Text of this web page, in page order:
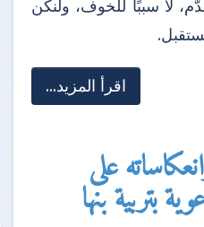
لا سببًا للخوف، ولنكن
اقرأ المزيد...
على
بتربية بنها